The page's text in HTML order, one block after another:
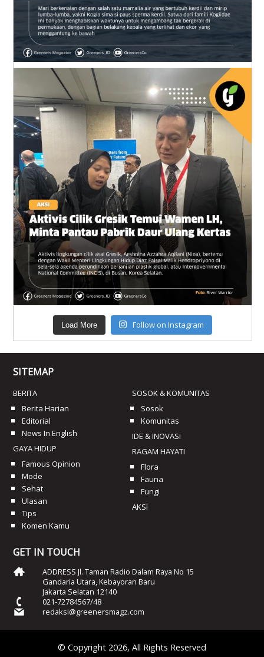
Load More Follow on Instagram
SITEMAP
BERITA
Berita Harian
Editorial
News In English
GAYA HIDUP
Famous Opinion
Mode
Sehat
Ulasan
Tips
Komen Kamu
SOSOK & KOMUNITAS
Sosok
Komunitas
IDE & INOVASI
RAGAM HAYATI
Flora
Fauna
Fungi
AKSI
GET IN TOUCH
ADDRESS Jl. Taman Radio Dalam Raya No 15
Gandaria Utara, Kebayoran Baru
Jakarta Selatan 12140
021-72784567/48
redaksi@greenersmagz.com
© Copyright 2026, All Rights Reserved